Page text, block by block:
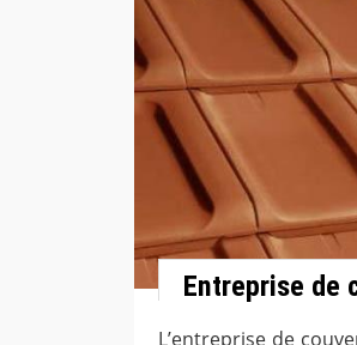
Entreprise de
L’entreprise de